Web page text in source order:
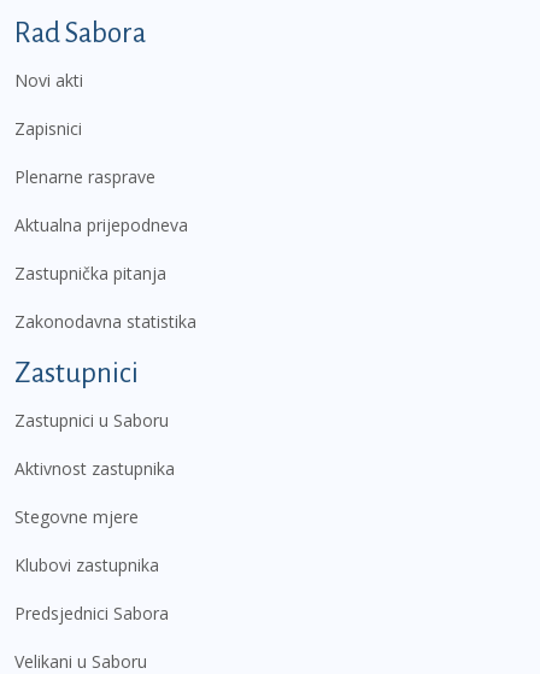
Podnožje prvi izbornik
Rad Sabora
Novi akti
Zapisnici
Plenarne rasprave
Aktualna prijepodneva
Zastupnička pitanja
Zakonodavna statistika
Zastupnici
Zastupnici u Saboru
Aktivnost zastupnika
Stegovne mjere
Klubovi zastupnika
Predsjednici Sabora
Velikani u Saboru